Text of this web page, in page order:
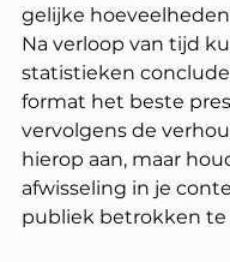
gelijke
Na verloop van tijd
statistieken
format het beste
vervolgens de
hierop aan, maar
afwisseling in je
publiek betrokken te